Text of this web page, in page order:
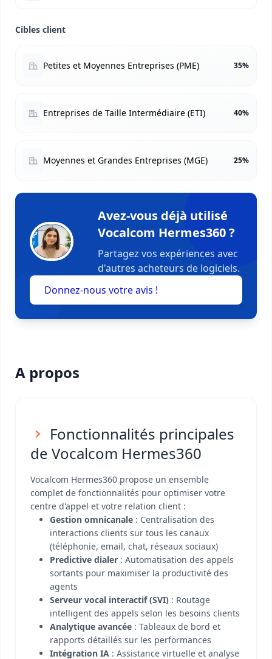
Cibles client
Petites et Moyennes Entreprises (PME) 35%
Entreprises de Taille Intermédiaire (ETI) 40%
Moyennes et Grandes Entreprises (MGE) 25%
Avez-vous déjà utilisé
Vocalcom Hermes360 ?
Partagez vos expériences avec
d'autres acheteurs de logiciels.
Donnez-nous votre avis !
A propos
Fonctionnalités principales
de Vocalcom Hermes360
Vocalcom Hermes360 propose un ensemble
complet de fonctionnalités pour optimiser votre
centre d'appel et votre relation client :
Gestion omnicanale : Centralisation des
interactions clients sur tous les canaux
(téléphonie, email, chat, réseaux sociaux)
Predictive dialer : Automatisation des appels
sortants pour maximiser la productivité des
agents
Serveur vocal interactif (SVI) : Routage
intelligent des appels selon les besoins clients
Analytique avancée : Tableaux de bord et
rapports détaillés sur les performances
Intégration IA : Assistance virtuelle et analyse